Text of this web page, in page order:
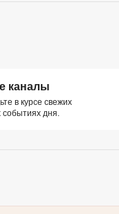
каналы
в курсе свежих
дня.